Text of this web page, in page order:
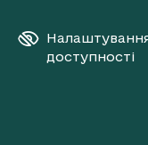
доступності